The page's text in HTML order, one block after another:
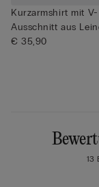
Kurzarmshirt mit V-
Ausschnitt aus
Pure ...
€ 35,90
13